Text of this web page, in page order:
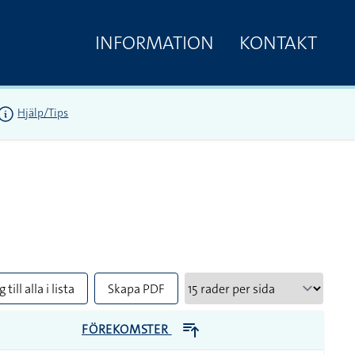
INFORMATION KONTAKT
Hjälp/Tips
till alla i lista Skapa PDF
FÖREKOMSTER